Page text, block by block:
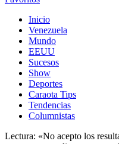
Inicio
Venezuela
Mundo
EEUU
Sucesos
Show
Deportes
Caraota Tips
Tendencias
Columnistas
Lectura: «No acepto los